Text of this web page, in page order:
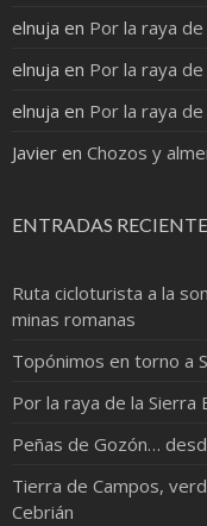
elnuja en Por la raya
elnuja en Por la raya
elnuja en Por la raya
Javier en Chozos y
ENTRADAS
Ruta cicloturista a la
minas romanas
Topónimos en torno a
Por la raya de la Sierra
Peñas de Gozón…
Tierra de Campos,
Cebrián